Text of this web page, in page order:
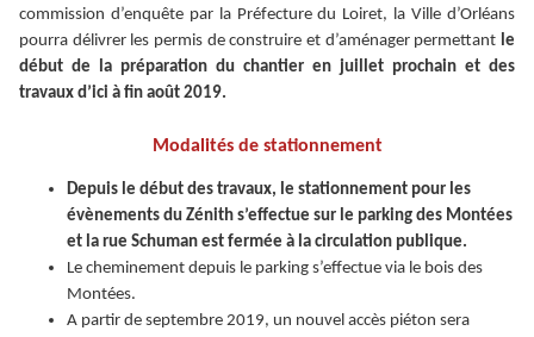
commission d’enquête par la Préfecture du Loiret, la Ville d’Orléans
pourra délivrer les permis de construire et d’aménager permettant le
début de la préparation du chantier en juillet prochain et des
travaux d’ici à fin août 2019.
Modalités de stationnement
Depuis le début des travaux, le stationnement pour les
évènements du Zénith s’effectue sur le parking des Montées
et la rue Schuman est fermée à la circulation publique.
Le cheminement depuis le parking s’effectue via le bois des
Montées.
A partir de septembre 2019, un nouvel accès piéton sera